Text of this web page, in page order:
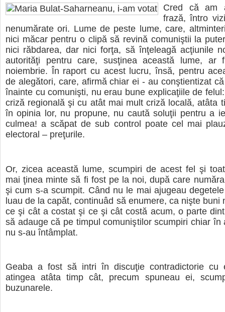
Cred că am
frază, întro
nenumărate ori. Lume de peste lume, care,
nici măcar pentru o clipă să revină comuniştii la
nici răbdarea, dar nici forţa, să înţeleagă acţiunile
autorităţi pentru care, susţinea această lume,
noiembrie. În raport cu acest lucru, însă, pentru
de alegători, care, afirmă chiar ei - au conştientizat
înainte cu comunişti, nu erau bune explicaţiile de
criză regională şi cu atât mai mult criză locală, atâta
în opinia lor, nu propune, nu caută soluţii pentru a
culmea! a scăpat de sub control poate cel mai
electoral – preţurile.
Or, zicea această lume, scumpiri de acest fel şi
mai ţinea minte să fi fost pe la noi, după care
şi cum s-a scumpit. Când nu le mai ajugeau
luau de la capăt, continuâd să enumere, ca nişte buni
ce şi cât a costat şi ce şi cât costă acum, o parte
să adauge că pe timpul comuniştilor scumpiri chiar în
nu s-au întâmplat.
Geaba a fost să intri în discuţie contradictorie cu
atingea atâta timp cât, precum spuneau ei,
buzunarele.